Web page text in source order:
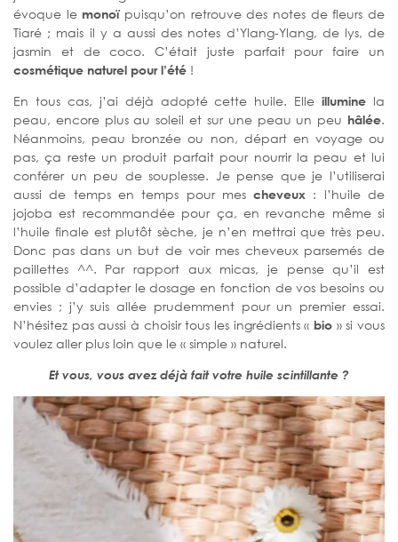
évoque le monoïpuisqu’on retrouve des notes de fleurs de
Tiaré ; mais il y a aussi des notes d’Ylang-Ylang, de lys, de
jasmin et de coco. C’était juste parfait pour faire un
cosmétique naturel pour l’été !
En tous cas, j’ai déjà adopté cette huile. Elleillumine la
peau, encore plus au soleil et sur une peau un peu hâlée.
Néanmoins, peau bronzée ou non, départ en voyage ou
pas, ça reste un produit parfait pour nourrir la peau et lui
conférer un peu de souplesse. Je pense que je l’utiliserai
aussi de temps en temps pour mescheveux : l’huile de
jojoba est recommandée pour ça, en revanche même si
l’huile finale est plutôt sèche, je n’en mettrai que très peu.
Donc pas dans un but de voir mes cheveux parsemés de
paillettes ^^. Par rapport aux micas, je pense qu’il est
possible d’adapter le dosage en fonction de vos besoins ou
envies ; j’y suis allée prudemment pour un premier essai.
N’hésitez pas aussi à choisir tous les ingrédients « bio » si vous
voulez aller plus loin que le « simple » naturel.
Et vous, vous avez déjà fait votre huile scintillante ?